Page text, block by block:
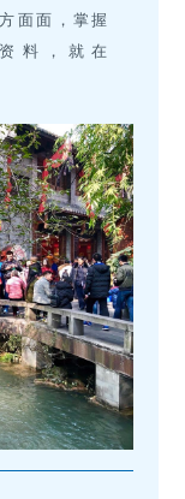
面面，掌握
料，就在